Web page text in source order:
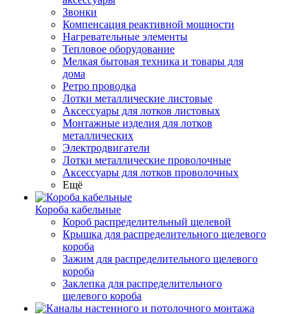
Звонки
Компенсация реактивной мощности
Нагревательные элементы
Тепловое оборудование
Мелкая бытовая техника и товары для
дома
Ретро проводка
Лотки металлические листовые
Аксессуары для лотков листовых
Монтажные изделия для лотков
металлических
Электродвигатели
Лотки металлические проволочные
Аксессуары для лотков проволочных
Ещё
Короба кабельные
Короб распределительный щелевой
Крышка для распределительного щелевого
короба
Зажим для распределительного щелевого
короба
Заклепка для распределительного
щелевого короба